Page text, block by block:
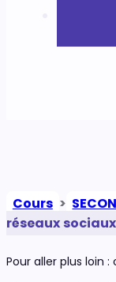
Cours >
réseaux sociaux
Pour aller plus loin